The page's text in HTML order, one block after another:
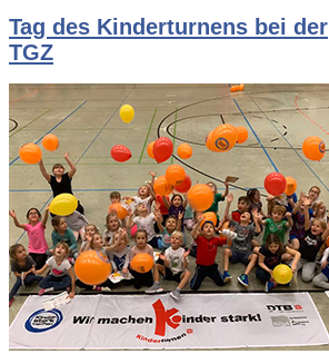
Tag des Kinderturnens bei der
TGZ